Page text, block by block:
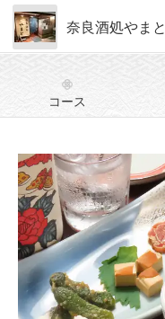
奈良酒処やまと
コース